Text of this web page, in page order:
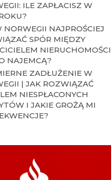
ILE ZAPŁACISZ W
NORWEGII NAJPROŚCIEJ
SPÓR MIĘDZY
NIERUCHOMOŚCI
NAJEMCĄ?
ZADŁUŻENIE W
| JAK ROZWIĄZAĆ
NIESPŁACONYCH
I JAKIE GROŻĄ MI